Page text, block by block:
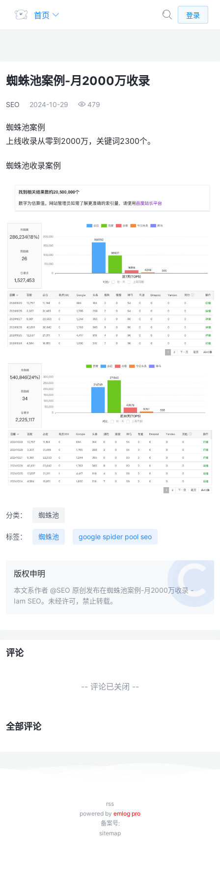
首页 登录
蜘蛛池案例-月2000万收录
SEO 2024-10-29 479
蜘蛛池案例
上线收录从零到2000万，关键词2300个。
蜘蛛池收录案例
分类： 蜘蛛池
标签： 蜘蛛池 google spider pool seo
版权申明
本文系作者 @SEO 原创发布在蜘蛛池案例-月2000万收录 -
Iam SEO。未经许可，禁止转载。
评论
-- 评论已关闭 --
全部评论
rss
powered by emlog pro
备案号:
sitemap